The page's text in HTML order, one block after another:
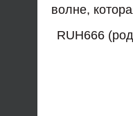
волне,
RUH666